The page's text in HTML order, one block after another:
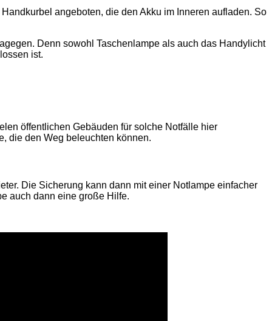
angeboten, die den Akku im Inneren aufladen. So
Denn sowohl Taschenlampe als auch das Handylicht
ist.
öffentlichen Gebäuden für solche Notfälle hier
die den Weg beleuchten können.
Die Sicherung kann dann mit einer Notlampe einfacher
auch dann eine große Hilfe.